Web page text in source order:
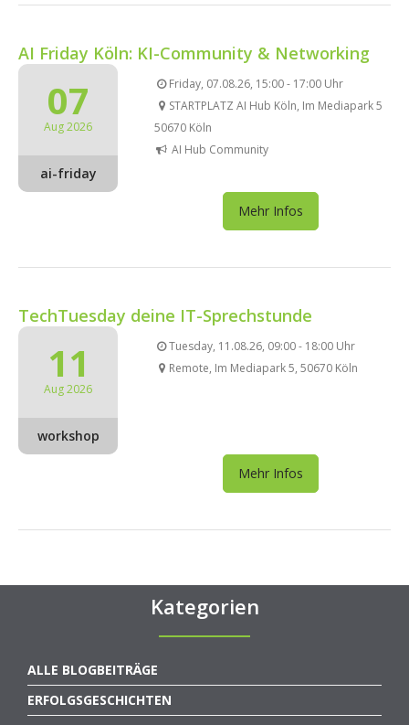
AI Friday Köln: KI-Community & Networking
07
Aug 2026
ai-friday
Friday, 07.08.26, 15:00 - 17:00 Uhr
STARTPLATZ AI Hub Köln, Im Mediapark 5
50670 Köln
AI Hub Community
Mehr Infos
TechTuesday deine IT-Sprechstunde
11
Aug 2026
workshop
Tuesday, 11.08.26, 09:00 - 18:00 Uhr
Remote, Im Mediapark 5, 50670 Köln
Mehr Infos
Kategorien
ALLE BLOGBEITRÄGE
ERFOLGSGESCHICHTEN